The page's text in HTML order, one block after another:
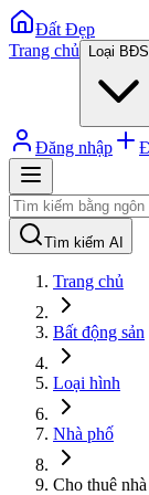
Đất Đẹp
Trang chủ
Loại BĐS
Đăng nhập
Tìm kiếm AI
Trang chủ
Bất động sản
Loại hình
Nhà phố
Cho thuê